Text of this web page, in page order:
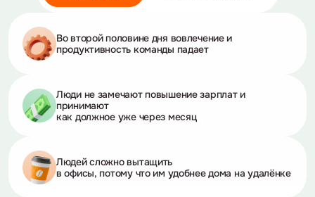
Во второй половине дня вовлечение и
продуктивность команды падает
Люди не замечают повышение зарплат и
принимают
как должное уже через месяц
Людей сложно вытащить
в офисы, потому что им удобнее дома на удалёнке